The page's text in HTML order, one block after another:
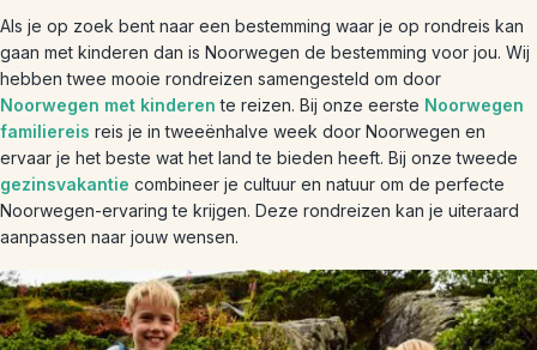
Als je op zoek bent naar een bestemming waar je op rondreis kan
gaan met kinderen dan is Noorwegen de bestemming voor jou. Wij
hebben twee mooie rondreizen samengesteld om door
Noorwegen met kinderen te reizen. Bij onze eerste Noorwegen
familiereis reis je in tweeënhalve week door Noorwegen en
ervaar je het beste wat het land te bieden heeft. Bij onze tweede
gezinsvakantie combineer je cultuur en natuur om de perfecte
Noorwegen-ervaring te krijgen. Deze rondreizen kan je uiteraard
aanpassen naar jouw wensen.